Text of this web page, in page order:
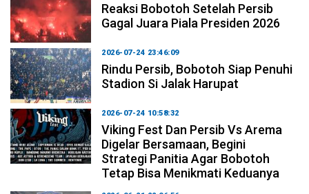
Reaksi Bobotoh Setelah Persib
Gagal Juara Piala Presiden 2026
2026-07-24 23:46:09
Rindu Persib, Bobotoh Siap Penuhi
Stadion Si Jalak Harupat
2026-07-24 10:58:32
Viking Fest Dan Persib Vs Arema
Digelar Bersamaan, Begini
Strategi Panitia Agar Bobotoh
Tetap Bisa Menikmati Keduanya